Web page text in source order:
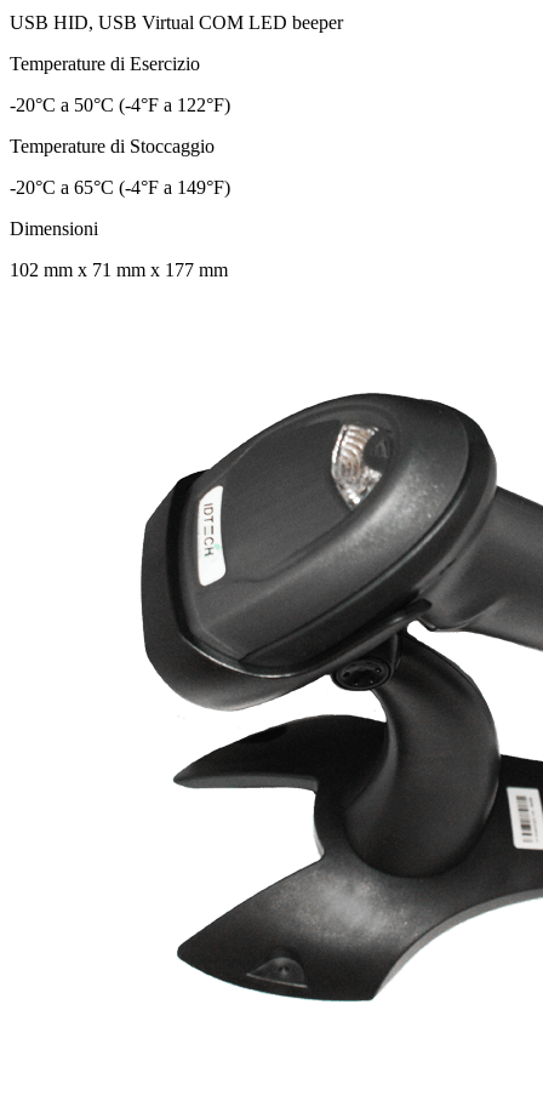
USB HID, USB Virtual COM LED beeper
Temperature di Esercizio
-20°C a 50°C (-4°F a 122°F)
Temperature di Stoccaggio
-20°C a 65°C (-4°F a 149°F)
Dimensioni
102 mm x 71 mm x 177 mm